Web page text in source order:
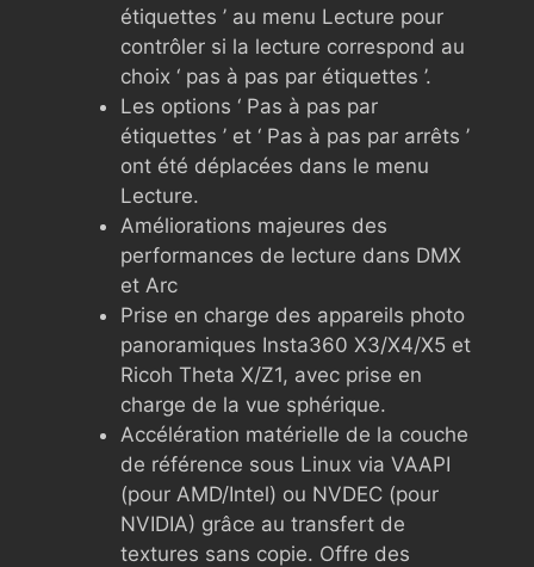
étiquettes ’ au menu Lecture pour
contrôler si la lecture correspond au
choix ‘ pas à pas par étiquettes ’.
Les options ‘ Pas à pas par
étiquettes ’ et ‘ Pas à pas par arrêts ’
ont été déplacées dans le menu
Lecture.
Améliorations majeures des
performances de lecture dans DMX
et Arc
Prise en charge des appareils photo
panoramiques Insta360 X3/X4/X5 et
Ricoh Theta X/Z1, avec prise en
charge de la vue sphérique.
Accélération matérielle de la couche
de référence sous Linux via VAAPI
(pour AMD/Intel) ou NVDEC (pour
NVIDIA) grâce au transfert de
textures sans copie. Offre des